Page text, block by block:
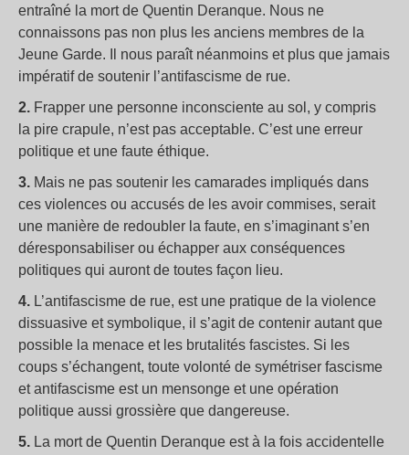
entraîné la mort de Quentin Deranque. Nous ne
connaissons pas non plus les anciens membres de la
Jeune Garde. Il nous paraît néanmoins et plus que jamais
impératif de soutenir l’antifascisme de rue.
2. Frapper une personne inconsciente au sol, y compris
la pire crapule, n’est pas acceptable. C’est une erreur
politique et une faute éthique.
3. Mais ne pas soutenir les camarades impliqués dans
ces violences ou accusés de les avoir commises, serait
une manière de redoubler la faute, en s’imaginant s’en
déresponsabiliser ou échapper aux conséquences
politiques qui auront de toutes façon lieu.
4. L’antifascisme de rue, est une pratique de la violence
dissuasive et symbolique, il s’agit de contenir autant que
possible la menace et les brutalités fascistes. Si les
coups s’échangent, toute volonté de symétriser fascisme
et antifascisme est un mensonge et une opération
politique aussi grossière que dangereuse.
5. La mort de Quentin Deranque est à la fois accidentelle